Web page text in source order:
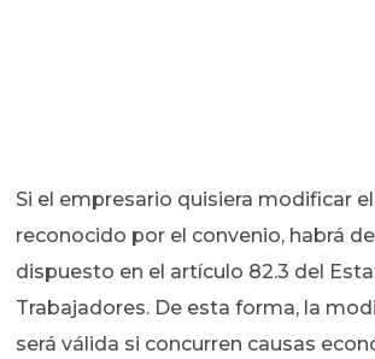
Si el empresario quisiera modificar
reconocido por el convenio, habrá
dispuesto en el artículo 82.3 del
Trabajadores. De esta forma, la
será válida si concurren causas